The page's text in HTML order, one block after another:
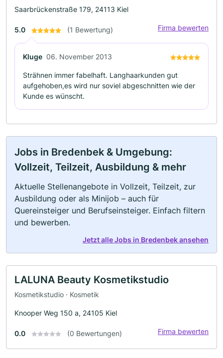
Saarbrückenstraße 179, 24113 Kiel
5.0 (1 Bewertung) Firma bewerten
Kluge 06. November 2013
Strähnen immer fabelhaft. Langhaarkunden gut
aufgehoben,es wird nur soviel abgeschnitten wie der
Kunde es wünscht.
Jobs in Bredenbek & Umgebung:
Vollzeit, Teilzeit, Ausbildung & mehr
Aktuelle Stellenangebote in Vollzeit, Teilzeit, zur
Ausbildung oder als Minijob – auch für
Quereinsteiger und Berufseinsteiger. Einfach filtern
und bewerben.
Jetzt alle Jobs in Bredenbek ansehen
LALUNA Beauty Kosmetikstudio
Kosmetikstudio · Kosmetik
Knooper Weg 150 a, 24105 Kiel
0.0 (0 Bewertungen) Firma bewerten